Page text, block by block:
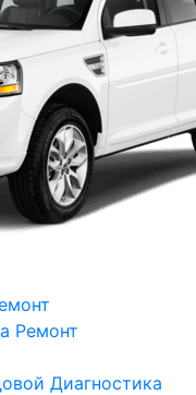
Ремонт
Диагностика